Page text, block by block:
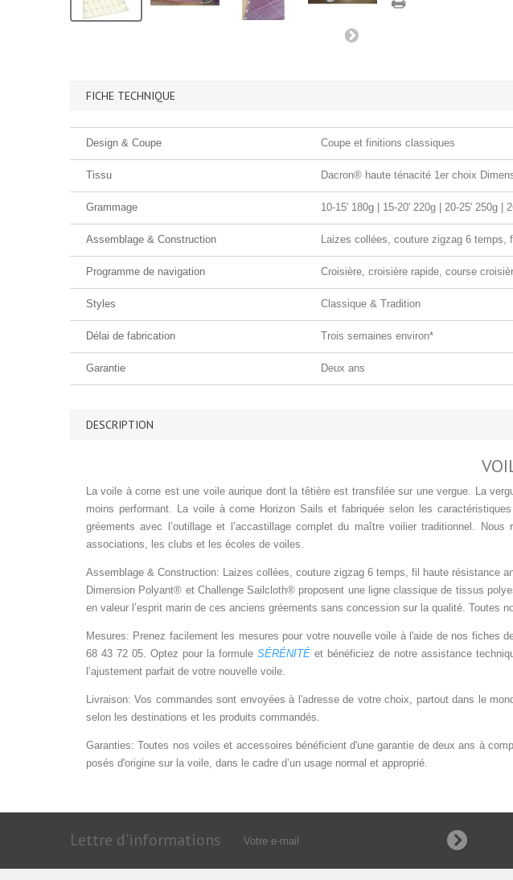
FICHE TECHNIQUE
Design & Coupe Coupe et finitions classiques
Tissu Dacron® haute ténacité 1er choix
Grammage 10-15' 180g | 15-20' 220g | 20-25' 250g |
Assemblage & Construction Laizes collées, couture zigzag 6 temps,
Programme de navigation Croisière, croisière rapide, course
Styles Classique & Tradition
Délai de fabrication Trois semaines environ*
Garantie Deux ans
DESCRIPTION
La voile à corne est une voile aurique dont la têtière est transfilée sur une vergue. La
moins performant. La voile à corne Horizon Sails et fabriquée selon les
gréements avec l’outillage et l’accastillage complet du maître voilier traditionnel.
associations, les clubs et les écoles de voiles.
Assemblage & Construction: Laizes collées, couture zigzag 6 temps, fil haute résistance
Dimension Polyant® et Challenge Sailcloth® proposent une ligne classique de tissus
en valeur l’esprit marin de ces anciens gréements sans concession sur la qualité. Toutes
Mesures: Prenez facilement les mesures pour votre nouvelle voile à l'aide de nos fiches
68 43 72 05. Optez pour la formule SÉRÉNITÉ et bénéficiez de notre assistance
l’ajustement parfait de votre nouvelle voile.
Livraison: Vos commandes sont envoyées à l'adresse de votre choix, partout dans le
selon les destinations et les produits commandés.
Garanties: Toutes nos voiles et accessoires bénéficient d'une garantie de deux ans à
posés d'origine sur la voile, dans le cadre d’un usage normal et approprié.
Lettre d'informations